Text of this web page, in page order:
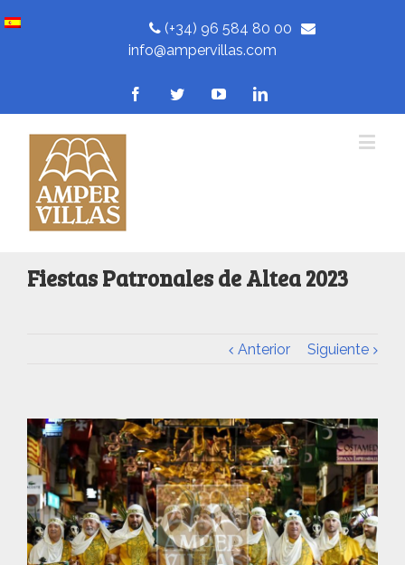
(+34) 96 584 80 00
info@ampervillas.com
Fiestas Patronales de Altea 2023
Anterior Siguiente